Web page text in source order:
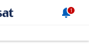
1